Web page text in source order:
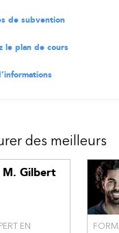
Master est en sus
de subvention
le plan de cours
des meilleurs
M. Gilbert
EN